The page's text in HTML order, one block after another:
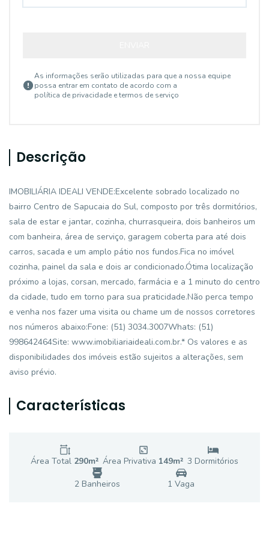
As informações serão utilizadas para que a nossa equipe
possa entrar em contato de acordo com a
política de privacidade e termos de serviço
Descrição
IMOBILIÁRIA IDEALI VENDE:Excelente sobrado localizado no
bairro Centro de Sapucaia do Sul, composto por três dormitórios,
sala de estar e jantar, cozinha, churrasqueira, dois banheiros um
com banheira, área de serviço, garagem coberta para até dois
carros, sacada e um amplo pátio nos fundos.Fica no imóvel
cozinha, painel da sala e dois ar condicionado.Ótima localização
próximo a lojas, corsan, mercado, farmácia e a 1 minuto do centro
da cidade, tudo em torno para sua praticidade.Não perca tempo
e venha nos fazer uma visita ou chame um de nossos corretores
nos números abaixo:Fone: (51) 3034.3007Whats: (51)
998642464Site: www.imobiliariaideali.com.br.* Os valores e as
disponibilidades dos imóveis estão sujeitos a alterações, sem
aviso prévio.
Características
Área Total 290m² Área Privativa 149m² 3 Dormitórios
2 Banheiros 1 Vaga